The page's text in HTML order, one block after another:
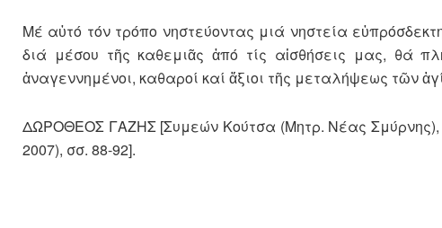
Μέ αὐτό τόν τρόπο νηστεύοντας μιά νηστεία
διά μέσου τῆς καθεμιᾶς ἀπό τίς αἰσθήσεις μας, θά
ἀναγεννημένοι, καθαροί καί ἄξιοι τῆς μεταλήψεως τῶν
ΔΩΡΟΘΕΟΣ ΓΑΖΗΣ [Συμεών Κούτσα (Μητρ. Νέας Σμύρνης),
2007), σσ. 88-92].